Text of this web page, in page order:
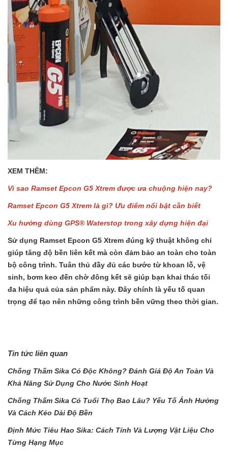
XEM THÊM:
Vì sao Ramset Epcon G5 Xtrem được ưa chuộng hiện nay?
Ramset Epcon G5 Xtrem là gì? Ưu điểm nổi bật cần biết
Xu hướng dùng GPS® Waterstop trong xây dựng hiện đại
Sử dụng Ramset Epcon G5 Xtrem đúng kỹ thuật không chỉ
giúp tăng độ bền liên kết mà còn đảm bảo an toàn cho toàn
bộ công trình. Tuân thủ đầy đủ các bước từ khoan lỗ, vệ
sinh, bơm keo đến chờ đông kết sẽ giúp bạn khai thác tối
đa hiệu quả của sản phẩm này. Đây chính là yếu tố quan
trọng để tạo nên những công trình bền vững theo thời gian.
Tin tức liên quan
Chống Thấm Sika Có Độc Không? Đánh Giá Độ An Toàn Và
Khả Năng Sử Dụng Cho Nước Sinh Hoạt
Chống Thấm Sika Có Tuổi Thọ Bao Lâu? Yếu Tố Ảnh Hưởng
Và Cách Kéo Dài Độ Bền
Định Mức Tiêu Hao Sika: Cách Tính Và Lượng Vật Liệu Cho
Từng Hạng Mục